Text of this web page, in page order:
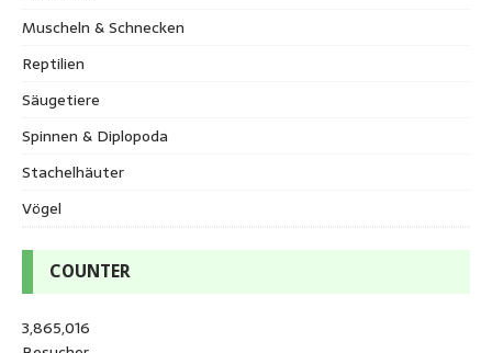
Muscheln & Schnecken
Reptilien
Säugetiere
Spinnen & Diplopoda
Stachelhäuter
Vögel
COUNTER
3,865,016